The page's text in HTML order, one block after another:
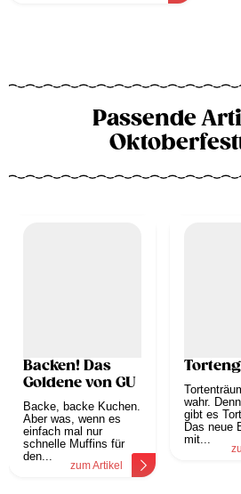
Passende
Backen! Das
Goldene von GU
Backe, backe Kuchen.
Aber was, wenn es
einfach mal nur
schnelle Muffins für
den...
zum Artikel
wahr.
gibt es
Das neue
mit...